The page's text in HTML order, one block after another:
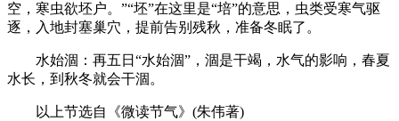
空，寒虫欲坯户。”“坯”在这里是“培”的意思，虫类受寒气驱
逐，入地封塞巢穴，提前告别残秋，准备冬眠了。
水始涸：再五日“水始涸”，涸是干竭，水气的影响，春夏
水长，到秋冬就会干涸。
以上节选自《微读节气》(朱伟著)